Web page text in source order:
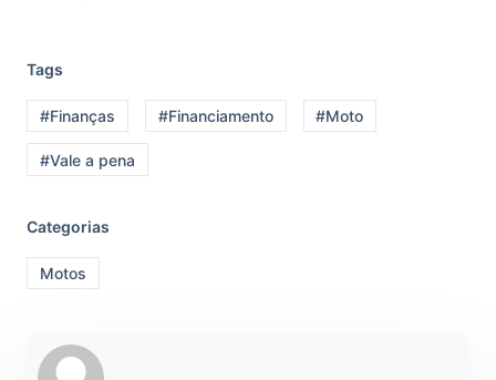
Tags
#Finanças #Financiamento #Moto
#Vale a pena
Categorias
Motos